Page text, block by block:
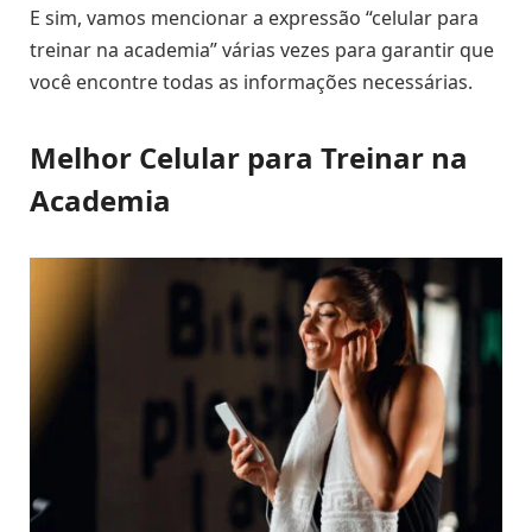
E sim, vamos mencionar a expressão “celular para
treinar na academia” várias vezes para garantir que
você encontre todas as informações necessárias.
Melhor Celular para Treinar na
Academia